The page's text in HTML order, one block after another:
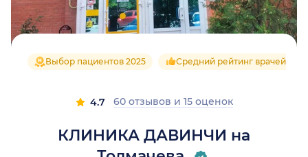
КЛИНИКА ДАВИНЧИ на
Выбор пациентов 2025 Средний рейтинг врачей 4.6
4.7 60 отзывов и 15 оценок